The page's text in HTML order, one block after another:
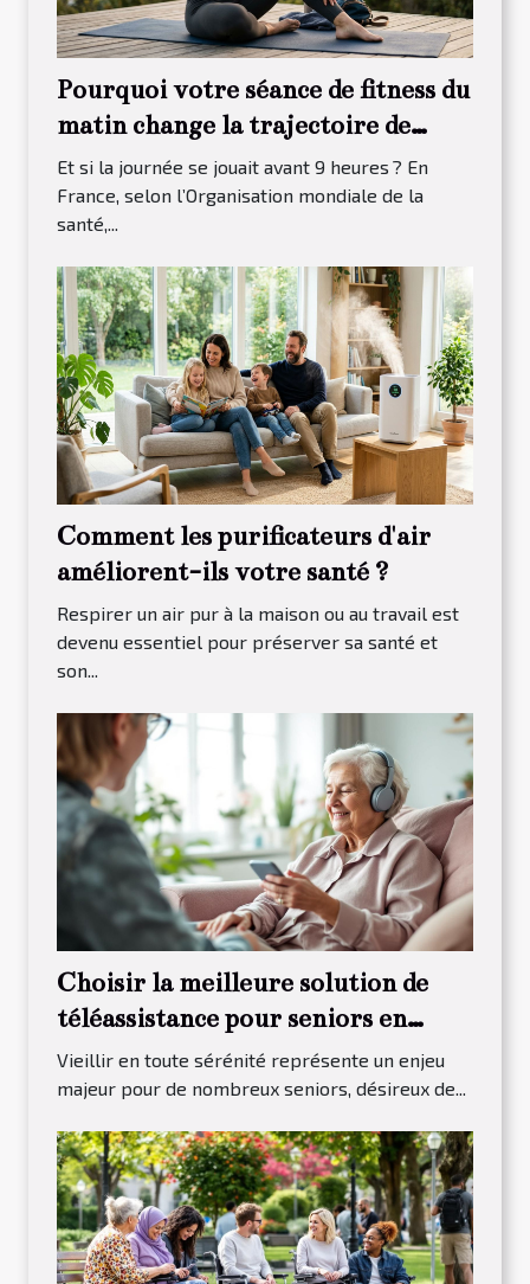
Pourquoi votre séance de fitness du
matin change la trajectoire de
votre journée
Et si la journée se jouait avant 9 heures ? En
France, selon l’Organisation mondiale de la
santé,...
Comment les purificateurs d'air
améliorent-ils votre santé ?
Respirer un air pur à la maison ou au travail est
devenu essentiel pour préserver sa santé et
son...
Choisir la meilleure solution de
téléassistance pour seniors en
fonction de leurs besoins
Vieillir en toute sérénité représente un enjeu
majeur pour de nombreux seniors, désireux de...